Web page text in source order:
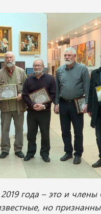
года – это и
но